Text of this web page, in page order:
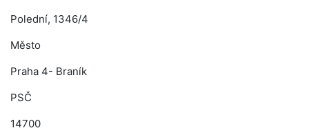
Polední, 1346/4
Město
Praha 4- Braník
PSČ
14700